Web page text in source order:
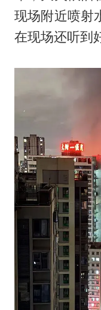
现场附近喷射
在现场还听到